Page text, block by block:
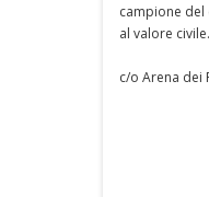
campione del
al valore civile.
c/o Arena dei